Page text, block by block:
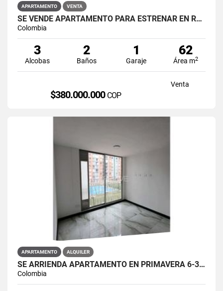
APARTAMENTO VENTA
SE VENDE APARTAMENTO PARA ESTRENAR EN RESTREPO ANTONIO NARIÑO
Colombia
3
Alcobas
2
Baños
1
Garaje
62
Área m2
Venta
$380.000.000 COP
APARTAMENTO ALQUILER
SE ARRIENDA APARTAMENTO EN PRIMAVERA 6-39 ET 2 PISO 3 PARS ESTRENAR
Colombia